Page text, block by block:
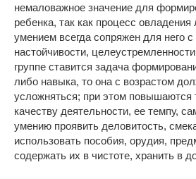
немаловажное значение для
ребенка, так как процесс
умением всегда сопряжен для него
настойчивости,
группе ставится задача
либо навыка, то она с возрастом
усложняться; при этом повышаются
качеству деятельности, ее темпу,
умению проявить деловитость,
использовать пособия, орудия,
содержать их в чистоте, хранить в